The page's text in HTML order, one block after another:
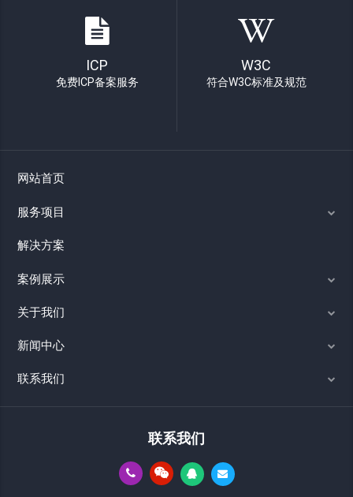
ICP
免费ICP备案服务
W3C
符合W3C标准及规范
网站首页
服务项目
解决方案
案例展示
关于我们
新闻中心
联系我们
联系我们